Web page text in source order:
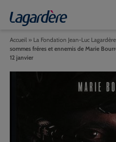
Accueil » La Fondation Jean-Luc Lagardère
sommes fréres et ennemis de Marie
12 janvier